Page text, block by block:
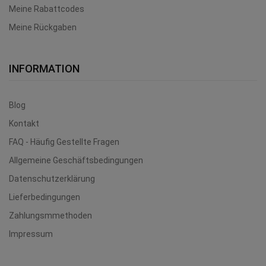
Meine Rabattcodes
Meine Rückgaben
INFORMATION
Blog
Kontakt
FAQ - Häufig Gestellte Fragen
Allgemeine Geschäftsbedingungen
Datenschutzerklärung
Lieferbedingungen
Zahlungsmmethoden
Impressum